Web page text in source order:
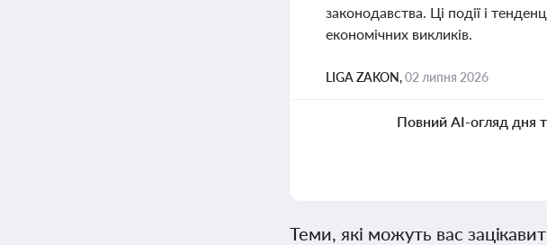
законодавства. Ці події і
економічних викликів.
LIGA ZAKON,02 липня 2026
Повний AI-огляд дня
Теми, які можуть вас